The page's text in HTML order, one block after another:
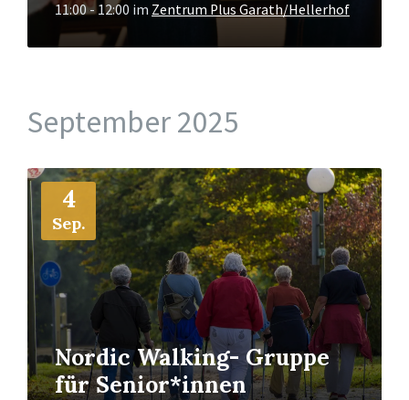
11:00 - 12:00 im Zentrum Plus Garath/Hellerhof
September 2025
4
Sep.
Nordic Walking- Gruppe
für Senior*innen
Mehr
Info